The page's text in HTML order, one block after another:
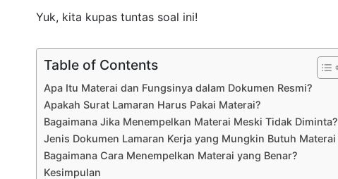
Yuk, kita kupas tuntas soal ini!
Table of Contents
Apa Itu Materai dan Fungsinya dalam Dokumen Resmi?
Apakah Surat Lamaran Harus Pakai Materai?
Bagaimana Jika Menempelkan Materai Meski Tidak Diminta?
Jenis Dokumen Lamaran Kerja yang Mungkin Butuh Materai
Bagaimana Cara Menempelkan Materai yang Benar?
Kesimpulan